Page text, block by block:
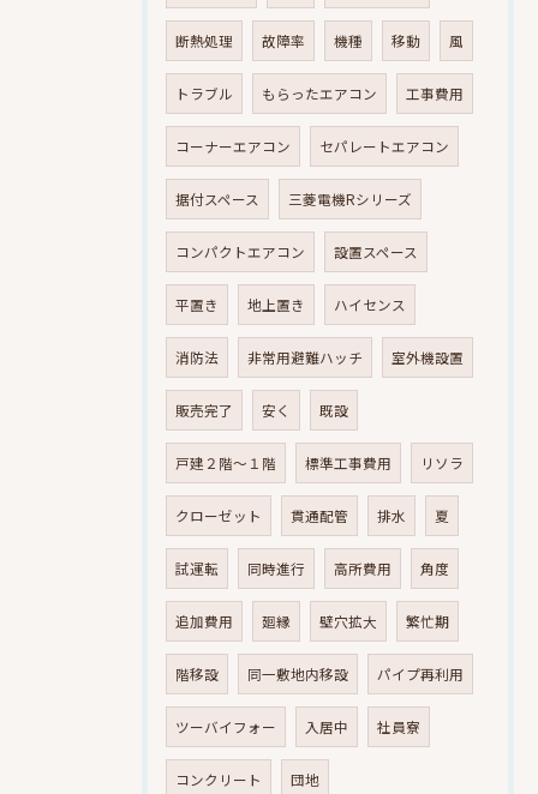
断熱処理 故障率 機種 移動 風
トラブル もらったエアコン 工事費用
コーナーエアコン セパレートエアコン
据付スペース 三菱電機Rシリーズ
コンパクトエアコン 設置スペース
平置き 地上置き ハイセンス
消防法 非常用避難ハッチ 室外機設置
販売完了 安く 既設
戸建２階～１階 標準工事費用 リソラ
クローゼット 貫通配管 排水 夏
試運転 同時進行 高所費用 角度
追加費用 廻縁 壁穴拡大 繁忙期
階移設 同一敷地内移設 パイプ再利用
ツーバイフォー 入居中 社員寮
コンクリート 団地